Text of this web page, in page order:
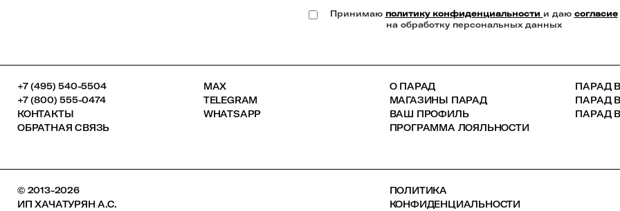
Принимаю политику конфиденциальности и даю согласие
на обработку персональных данных
+7 (495) 540-5504
+7 (800) 555-0474
КОНТАКТЫ
ОБРАТНАЯ СВЯЗЬ
MAX
TELEGRAM
WHATSAPP
О ПАРАД
МАГАЗИНЫ ПАРАД
ВАШ ПРОФИЛЬ
ПРОГРАММА ЛОЯЛЬНОСТИ
ПАРАД
ПАРАД В
ПАРАД В
© 2013-2026
ИП ХАЧАТУРЯН А.С.
ПОЛИТИКА
КОНФИДЕНЦИАЛЬНОСТИ